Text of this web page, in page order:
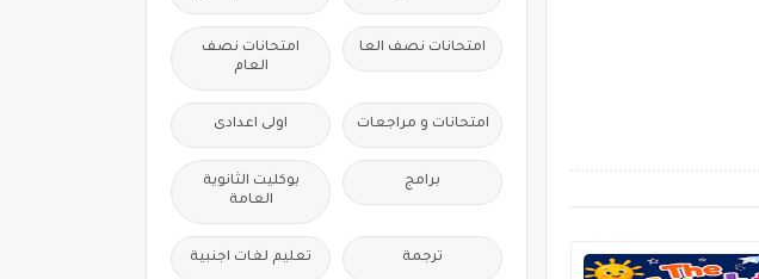
امتحانات نصف العا
امتحانات نصف
العام
امتحانات و مراجعات اولى اعدادى
برامج
بوكليت الثانوية
العامة
ترجمة تعليم لغات اجنبية